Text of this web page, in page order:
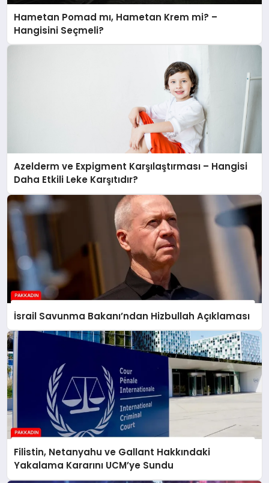
Hametan Pomad mı, Hametan Krem mi? –
Hangisini Seçmeli?
Azelderm ve Expigment Karşılaştırması – Hangisi
Daha Etkili Leke Karşıtıdır?
İsrail Savunma Bakanı’ndan Hizbullah Açıklaması
Filistin, Netanyahu ve Gallant Hakkındaki
Yakalama Kararını UCM’ye Sundu